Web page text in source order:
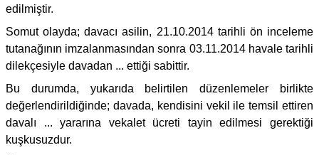
edilmiştir.
Somut olayda; davacı asilin, 21.10.2014 tarihli ön inceleme
tutanağının imzalanmasından sonra 03.11.2014 havale tarihli
dilekçesiyle davadan ... ettiği sabittir.
Bu durumda, yukarıda belirtilen düzenlemeler birlikte
değerlendirildiğinde; davada, kendisini vekil ile temsil ettiren
davalı ... yararına vekalet ücreti tayin edilmesi gerektiği
kuşkusuzdur.